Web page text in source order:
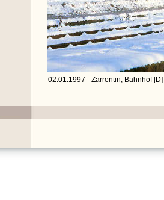
02.01.1997 - Zarrentin, Bahnhof [D]